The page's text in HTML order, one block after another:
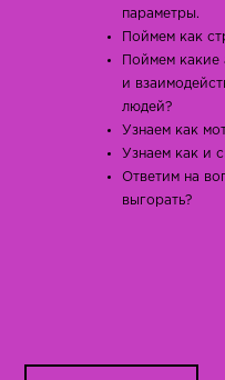
параметры.
Поймем как
Поймем какие
и
людей?
Узнаем как
Узнаем как и
Ответим на
выгорать?